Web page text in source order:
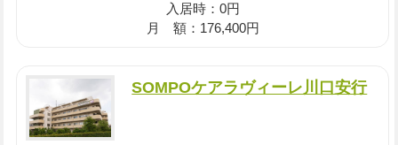
入居時：0円
月 額：176,400円
SOMPOケアラヴィーレ川口安行